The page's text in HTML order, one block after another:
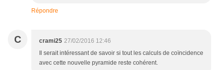
Répondre
C crami25 27/02/2016 12:46
Il serait intéressant de savoir si tout les calculs de coïncidence
avec cette nouvelle pyramide reste cohérent.